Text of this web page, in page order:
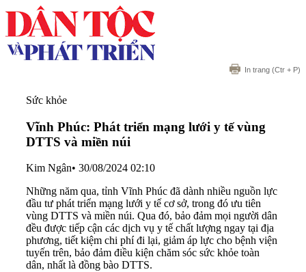
In trang (Ctr + P)
Sức khỏe
Vĩnh Phúc: Phát triển mạng lưới y tế vùng
DTTS và miền núi
Kim Ngân• 30/08/2024 02:10
Những năm qua, tỉnh Vĩnh Phúc đã dành nhiều nguồn lực
đầu tư phát triển mạng lưới y tế cơ sở, trong đó ưu tiên
vùng DTTS và miền núi. Qua đó, bảo đảm mọi người dân
đều được tiếp cận các dịch vụ y tế chất lượng ngay tại địa
phương, tiết kiệm chi phí đi lại, giảm áp lực cho bệnh viện
tuyến trên, bảo đảm điều kiện chăm sóc sức khỏe toàn
dân, nhất là đồng bào DTTS.